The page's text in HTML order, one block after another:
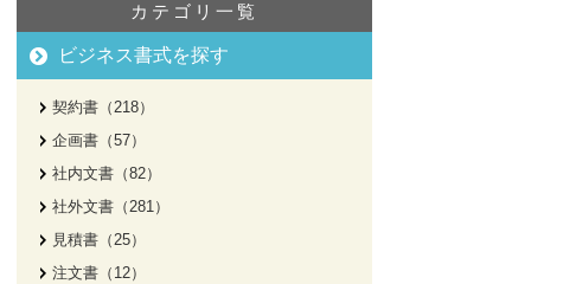
カテゴリ一覧
ビジネス書式を探す
契約書（218）
企画書（57）
社内文書（82）
社外文書（281）
見積書（25）
注文書（12）